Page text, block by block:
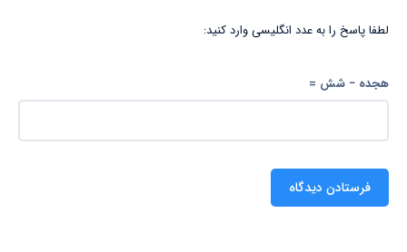
لطفا پاسخ را به عدد انگلیسی وارد کنید:
هجده − شش =